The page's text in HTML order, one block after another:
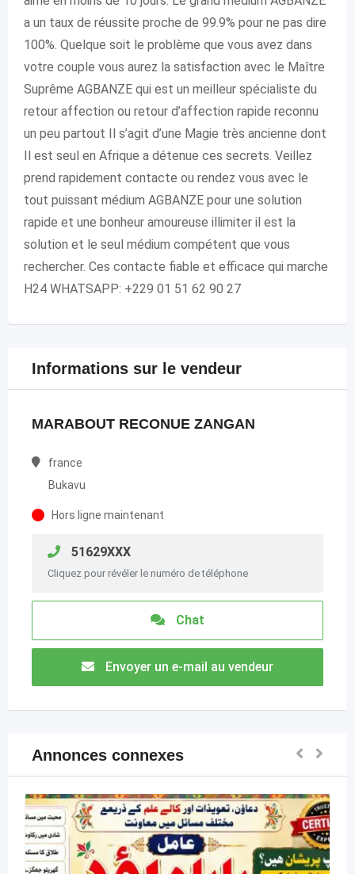
a un taux de réussite proche de 99.9% pour ne pas dire
100%. Quelque soit le problème que vous avez dans
votre couple vous aurez la satisfaction avec le Maître
Suprême AGBANZE qui est un meilleur spécialiste du
retour affection ou retour d’affection rapide reconnu
un peu partout Il s’agit d’une Magie très ancienne dont
Il est seul en Afrique a détenue ces secrets. Veillez
prend rapidement contacte ou rendez vous avec le
tout puissant médium AGBANZE pour une solution
rapide et une bonheur amoureuse illimiter il est la
solution et le seul médium compétent que vous
rechercher. Ces contacte fiable et efficace qui marche
H24 WHATSAPP: +229 01 51 62 90 27
Informations sur le vendeur
MARABOUT RECONUE ZANGAN
france
Bukavu
Hors ligne maintenant
51629XXX
Cliquez pour révéler le numéro de téléphone
Chat
Envoyer un e-mail au vendeur
Annonces connexes